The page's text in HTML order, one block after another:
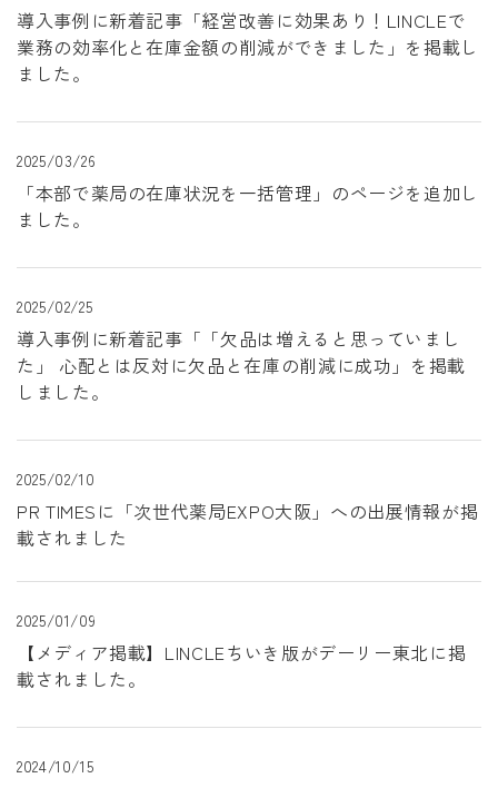
導入事例に新着記事「経営改善に効果あり！LINCLEで
業務の効率化と在庫金額の削減ができました」を掲載し
ました。
2025/03/26
「本部で薬局の在庫状況を一括管理」のページを追加し
ました。
2025/02/25
導入事例に新着記事「「欠品は増えると思っていまし
た」 心配とは反対に欠品と在庫の削減に成功」を掲載
しました。
2025/02/10
PR TIMESに「次世代薬局EXPO大阪」への出展情報が掲
載されました
2025/01/09
【メディア掲載】LINCLEちいき版がデーリー東北に掲
載されました。
2024/10/15